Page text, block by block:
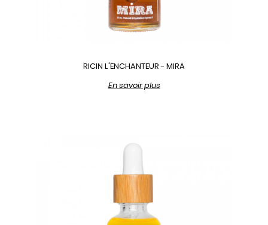
RICIN L'ENCHANTEUR - MIRA
En savoir plus